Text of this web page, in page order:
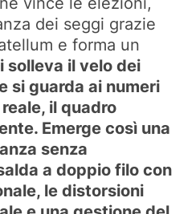
dei seggi grazie
e forma un
solleva il velo dei
si guarda ai numeri
il quadro
Emerge così una
senza
a doppio filo con
le distorsioni